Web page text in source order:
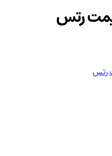
رتس
رتس